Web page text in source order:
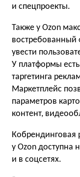
и спецпроекты.
Также у Ozon
увести
У платформы
таргетинга
Маркетплейс
параметров
контент,
Кобрендинговая
у Ozon доступна
и в соцсетях.